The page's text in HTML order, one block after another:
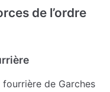
de l’ordre
fourrière de Garches